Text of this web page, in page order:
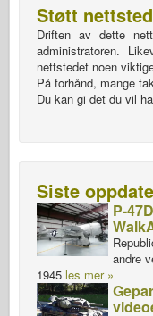
Støtt
Driften av dette
administratoren.
nettstedet noen
På forhånd, mange
Du kan gi det du vil
Siste
P-
andre
1945 les mer »